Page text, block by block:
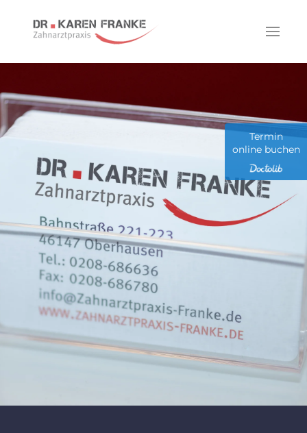
Termin
online buchen
Zum Hauptinhalt springen